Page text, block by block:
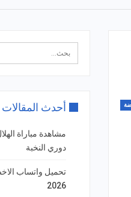
أحدث المقالات
مشاهدة مباراة
دوري النخبة
تحميل واتساب
2026